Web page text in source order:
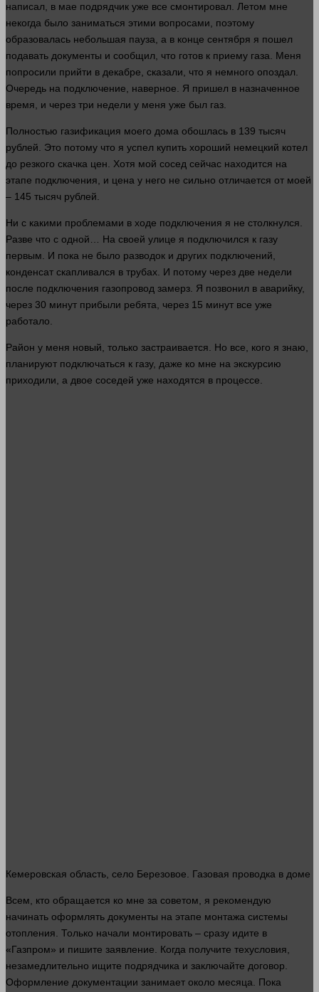
написал, в мае подрядчик уже все смонтировал. Летом мне
некогда было заниматься этими вопросами, поэтому
образовалась небольшая пауза, а в конце сентября я пошел
подавать документы и сообщил, что готов к приему газа. Меня
попросили прийти в декабре, сказали, что я немного опоздал.
Очередь на подключение, наверное. Я пришел в назначенное
время , и через три недели у меня уже был газ.
Полностью газификация моего дома обошлась в 139 тысяч
рублей . Это потому что я успел купить хороший немецкий котел
до резкого скачка цен. Хотя мой сосед сейчас находится на
этапе подключения, и цена у него не сильно отличается от моей
– 145 тысяч рублей
Ни с какими проблемами в ходе подключения я не столкнулся.
Разве что с одной … На своей улице я подключился к газу
первым. И пока не было разводок и других подключений,
конденсат скапливался в трубах. И потому через две недели
после подключения газопровод замерз. Я позвонил в аварийку,
через 30 минут прибыли ребята, через 15 минут все уже
работало.
Район у меня новый, только застраивается. Но все, кого я знаю
планируют подключаться к газу, даже ко мне на экскурсию
приходили, а двое соседей уже находятся в процессе.
Кемеровская область, село Березовое. Газовая проводка в доме
Всем, кто обращается ко мне за советом, я рекомендую
начинать оформлять документы на этапе монтажа системы
отопления. Только начали монтировать – сразу идите в
«Газпром» и пишите заявление. Когда получите техусловия,
незамедлительно ищите подрядчика и заключайте договор.
Оформление документации занимает около месяца. Пока